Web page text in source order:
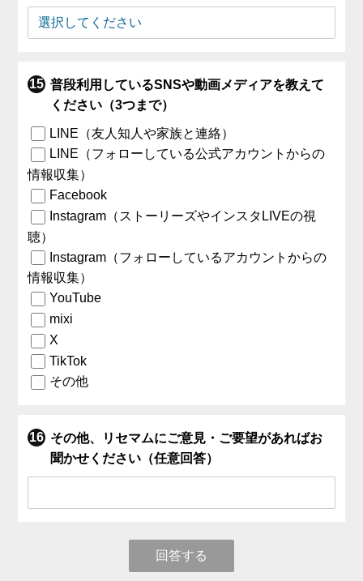
普段利用しているSNSや動画メディアを教えて
ください（3つまで）
LINE（友人知人や家族と連絡）
LINE（フォローしている公式アカウントからの
情報収集）
Facebook
Instagram（ストーリーズやインスタLIVEの視
聴）
Instagram（フォローしているアカウントからの
情報収集）
YouTube
mixi
X
TikTok
その他
その他、リセマムにご意見・ご要望があればお
聞かせください（任意回答）
回答する